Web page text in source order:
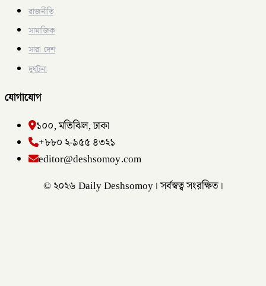
রাজনীতি
সামাজিক
সারা দেশ
দুর্ঘটনা
যোগাযোগ
১০০, মতিঝিল, ঢাকা
+৮৮০ ২-৯৫৫ ৪৩২১
editor@deshsomoy.com
© ২০২৬ Daily Deshsomoy। সর্বস্বত্ব সংরক্ষিত।